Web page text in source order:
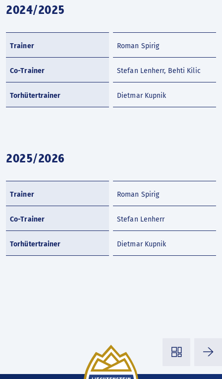
2024/2025
Trainer Roman Spirig
Co-Trainer Stefan Lenherr, Behti Kilic
Torhütertrainer Dietmar Kupnik
2025/2026
Trainer Roman Spirig
Co-Trainer Stefan Lenherr
Torhütertrainer Dietmar Kupnik
⭢
◳